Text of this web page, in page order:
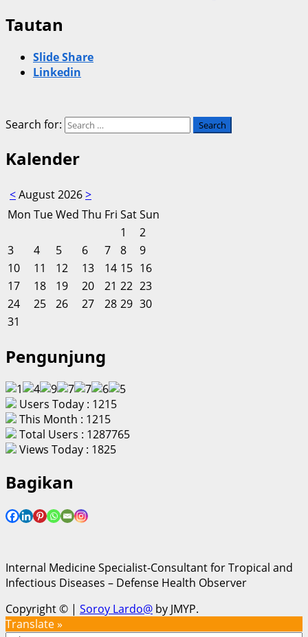
Tautan
Slide Share
Linkedin
Search for:
Kalender
<August 2026>
Mon TueWed Thu Fri SatSun
1
2
3
4 5 6 7 8
9
10
11 12 13 14 15 16
17
18 19 20 21 22 23
24
25 26 27 28 29 30
31
Pengunjung
Users Today : 1215
This Month : 1215
Total Users : 1287765
Views Today : 1825
Bagikan
Internal Medicine Specialist-Consultant for Tropical and
Infectious Diseases – Defense Health Observer
Copyright © | Soroy Lardo@ by JMYP.
Translate »